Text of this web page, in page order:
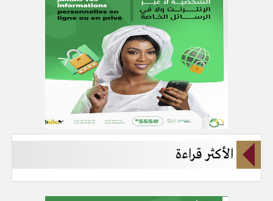
الأكثر قراءة